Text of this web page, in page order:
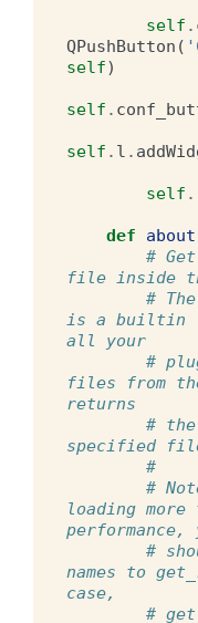
self .
QPushButton (
self)
self .
self . l .
self .
def about
#
file inside
#
is a builtin
all your
#
files from
returns
#
specified
#
#
loading
performance,
#
names to
case,
#